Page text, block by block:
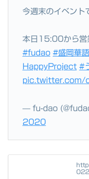
今週末のイベント
本日15:00から営
#fudao #盛岡華
HappyProject #
pic.twitter.com/
— fu-dao
2020